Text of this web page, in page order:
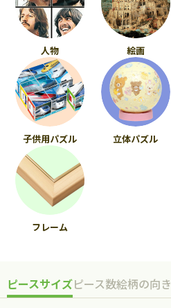
人物 絵画
子供用パズル 立体パズル
フレーム
ピースサイズピース数絵柄の向き